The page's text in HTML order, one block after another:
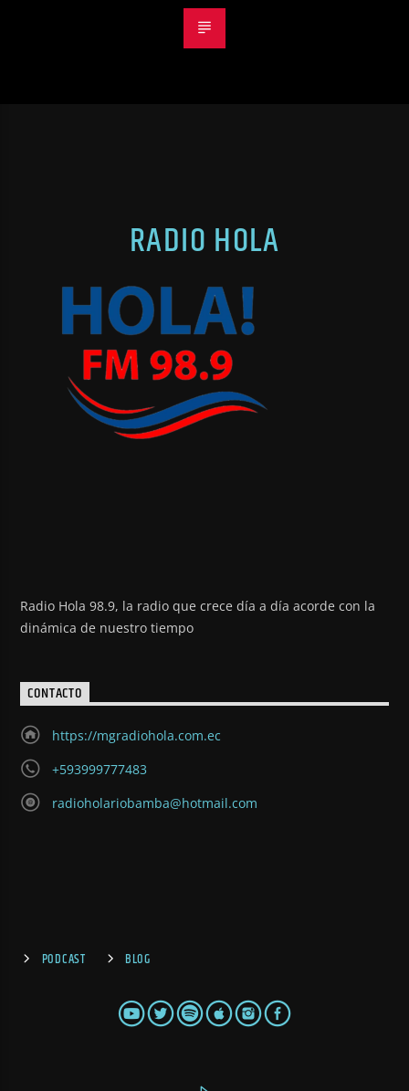
RADIO HOLA
Radio Hola 98.9, la radio que crece día a día acorde con la
dinámica de nuestro tiempo
CONTACTO
https://mgradiohola.com.ec
+593999777483
radioholariobamba@hotmail.com
PODCAST BLOG